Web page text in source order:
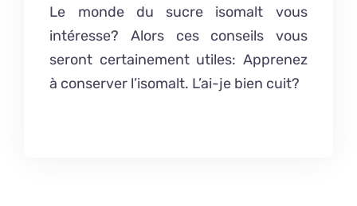
Le monde du sucre isomalt vous
intéresse? Alors ces conseils vous
seront certainement utiles: Apprenez
à conserver l’isomalt. L’ai-je bien cuit?